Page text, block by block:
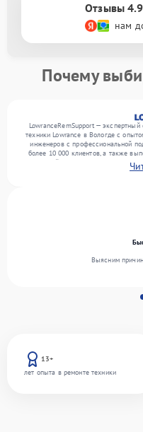
Отзывы
нам
Почему
LowranceRemSupport —
техники Lowrance в Вологде с
инженеров с профессиональной
более 10 000 клиентов, а также
сервисный центр поступает более
различного уровня сложности и
13+
лет опыта в ремонте техники
Выясним